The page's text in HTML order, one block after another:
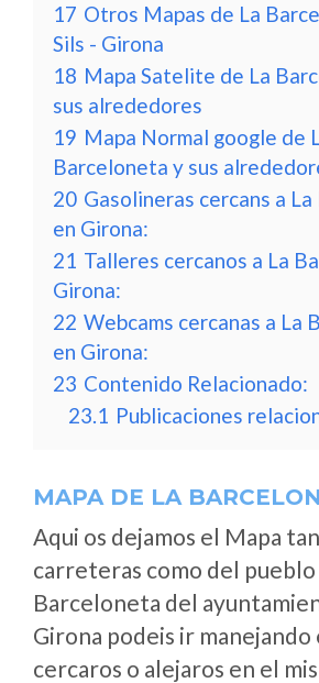
17 Otros Mapas de La
Sils - Girona
18 Mapa Satelite de La
sus alrededores
19 Mapa Normal google de
Barceloneta y sus
20 Gasolineras cercans a
en Girona:
21 Talleres cercanos a La
Girona:
22 Webcams cercanas a La
en Girona:
23 Contenido Relacionado:
23.1 Publicaciones
MAPA DE LA
Aqui os dejamos el Mapa
carreteras como del pueblo
Barceloneta del
Girona podeis ir manejando
cercaros o alejaros en el